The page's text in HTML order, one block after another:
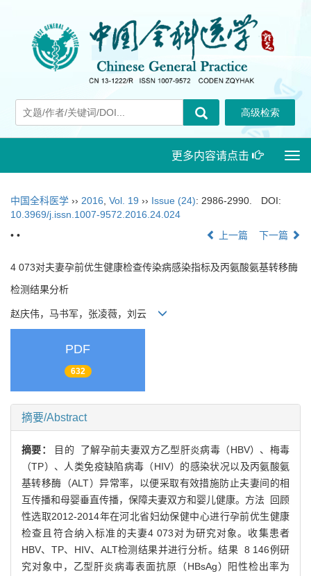
更多内容请点击
中国全科医学 ›› 2016, Vol. 19 ›› Issue (24): 2986-2990.
DOI:
10.3969/j.issn.1007-9572.2016.24.024
• •
上一篇 下一篇
4 073对夫妻孕前优生健康检查传染病感染指标及丙氨酸氨基转移酶
检测结果分析
赵庆伟，马书军，张凌薇，刘云
PDF
632
摘要/Abstract
摘要：
目的 了解孕前夫妻双方乙型肝炎病毒（HBV）、梅毒
（TP）、人类免疫缺陷病毒（HIV）的感染状况以及丙氨酸氨
基转移酶（ALT）异常率，以便采取有效措施防止夫妻间的相
互传播和母婴垂直传播，保障夫妻双方和婴儿健康。方法 回顾
性选取2012-2014年在河北省妇幼保健中心进行孕前优生健康
检查且符合纳入标准的夫妻4 073对为研究对象。收集患者
HBV、TP、HIV、ALT检测结果并进行分析。结果 8 146例研
究对象中，乙型肝炎病毒表面抗原（HBsAg）阳性检出率为